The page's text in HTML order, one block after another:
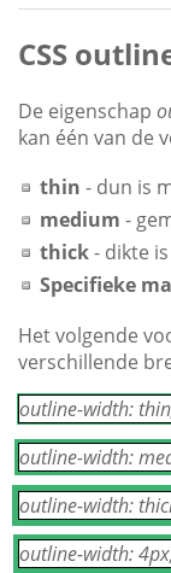
CSS
De eigenschap
kan één van de
thin - dun is
medium -
thick- dikte
Specifieke
Het volgende
verschillende
outline-width:
outline-width:
outline-width:
outline-width: